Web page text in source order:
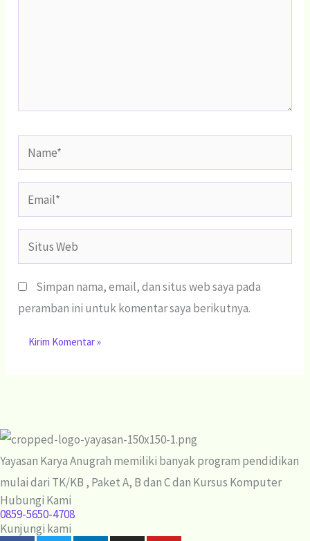
Name*
Email*
Situs
Web
Simpan nama, email, dan situs web saya pada
peramban ini untuk komentar saya berikutnya.
Yayasan Karya Anugrah memiliki banyak program pendidikan
mulai dari TK/KB , Paket A, B dan C dan Kursus Komputer
Hubungi Kami
0859-5650-4708
Kunjungi kami